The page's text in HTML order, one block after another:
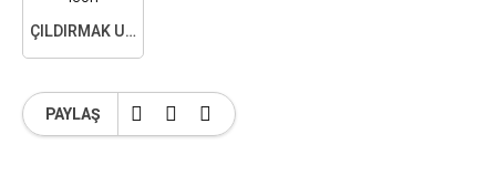
ÇILDIRMAK ÜZEREYIM
PAYLAŞ